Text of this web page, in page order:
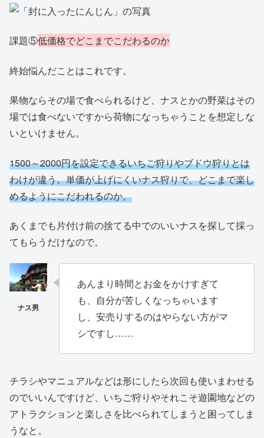
課題⑤低価格でどこまでこだわるのか
終始悩んだことはこれです。
果物ならその場で食べられるけど、ナスとかの野菜はその
場では食べないですから荷物になっちゃうことを想定しな
いといけません。
1500～2000円を設定できるいちご狩りやブドウ狩りとは
わけが違う。単価が上げにくいナス狩りで、どこまで楽し
めるようにこだわれるのか。
あくまでも片付け前の捨てる中でのいいナスを探して採っ
てもらうだけなので。
あんまり時間とお金をかけすぎて
も、自分が苦しくなっちゃいます
し、安売りするのはやらない方がマ
シですし……
チラシやマニュアルなどは形にしたら次回も使いまわせる
のでいいんですけど、いちご狩りやそれこそ遊園地などの
アトラクションと楽しさを比べられてしまうと困ってしま
うなと。